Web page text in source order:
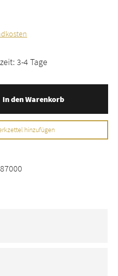
3-4 Tage
In den Warenkorb
hinzufügen